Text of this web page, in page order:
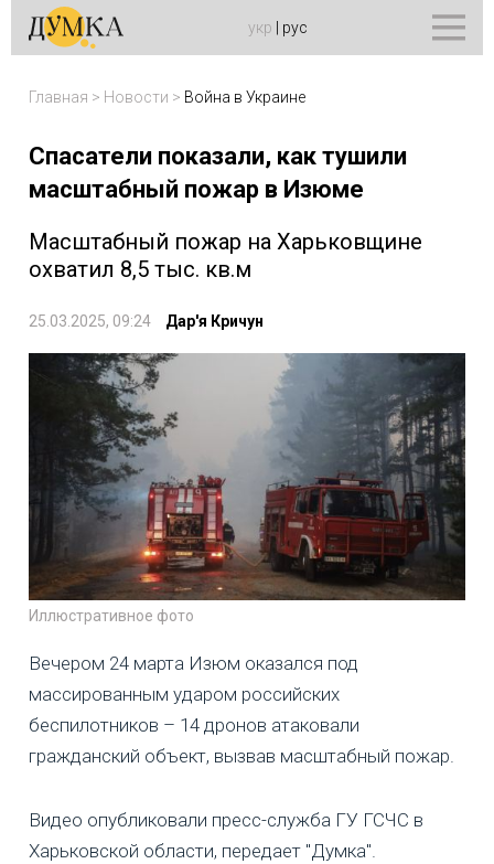
укр рус
Главная > Новости > Война в Украине
Спасатели показали, как тушили
масштабный пожар в Изюме
Масштабный пожар на Харьковщине
охватил 8,5 тыс. кв.м
25.03.2025, 09:24 Дар'я Кричун
Иллюстративное фото
Вечером 24 марта Изюм оказался под
массированным ударом российских
беспилотников – 14 дронов атаковали
гражданский объект, вызвав масштабный пожар.
Видео опубликовали пресс-служба ГУ ГСЧС в
Харьковской области, передает "Думка".